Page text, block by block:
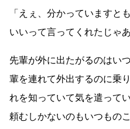
「えぇ、分かっていますと
いいって言ってくれたじゃ
先輩が外に出たがるのはい
輩を連れて外出するのに乗
れを知っていて気を遣って
頼むしかないのもいつもの